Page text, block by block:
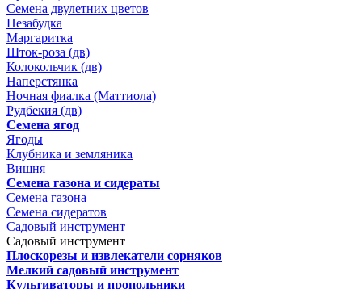
Семена двулетних цветов
Незабудка
Маргаритка
Шток-роза (дв)
Колокольчик (дв)
Наперстянка
Ночная фиалка (Маттиола)
Рудбекия (дв)
Семена ягод
Ягоды
Клубника и земляника
Вишня
Семена газона и сидераты
Семена газона
Семена сидератов
Садовый инструмент
Садовый инструмент
Плоскорезы и извлекатели сорняков
Мелкий садовый инструмент
Культиваторы и пропольники